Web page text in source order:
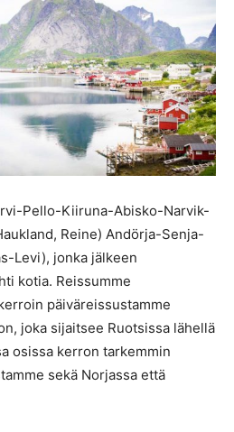
Pello-Kiiruna-Abisko-Narvik-
Reine) Andörja-Senja-
Levi), jonka jälkeen
kotia. Reissumme
päiväreissustamme
joka sijaitsee Ruotsissa lähellä
osissa kerron tarkemmin
sekä Norjassa että